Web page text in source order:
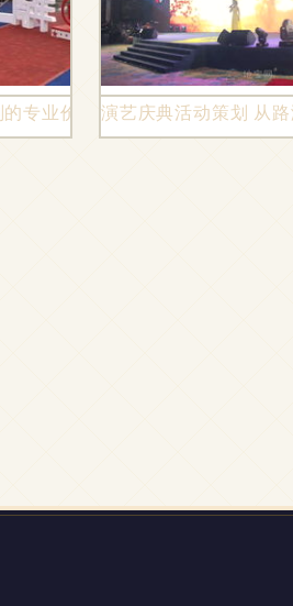
专业价格与服务全解析
演艺庆典活动策划 从